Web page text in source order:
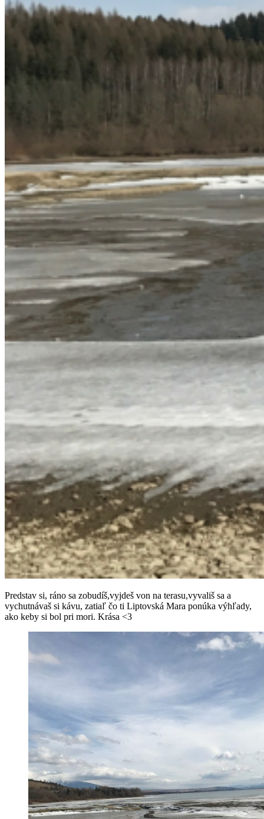
Predstav si, ráno sa zobudíš,vyjdeš von na terasu,vyvališ sa a
vychutnávaš si kávu, zatiaľ čo ti Liptovská Mara ponúka výhľady,
ako keby si bol pri mori. Krása <3